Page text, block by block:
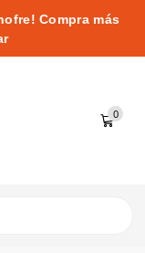
Compra más
0